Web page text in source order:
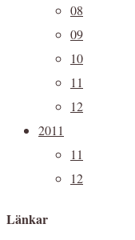
08
09
10
11
12
2011
11
12
Länkar